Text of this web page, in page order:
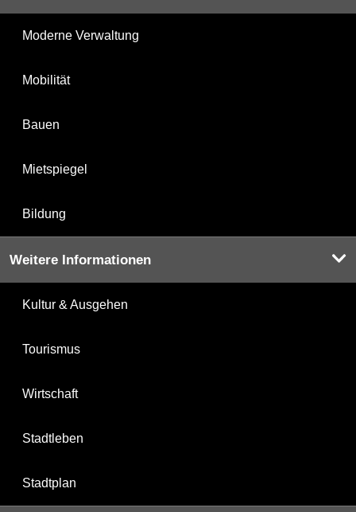
Moderne Verwaltung
Mobilität
Bauen
Mietspiegel
Bildung
Weitere Informationen
Kultur & Ausgehen
Tourismus
Wirtschaft
Stadtleben
Stadtplan